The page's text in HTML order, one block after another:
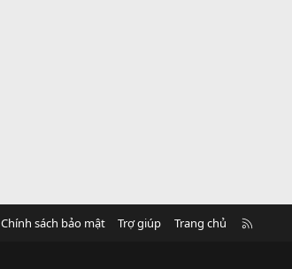
Chính sách bảo mật Trợ giúp Trang chủ